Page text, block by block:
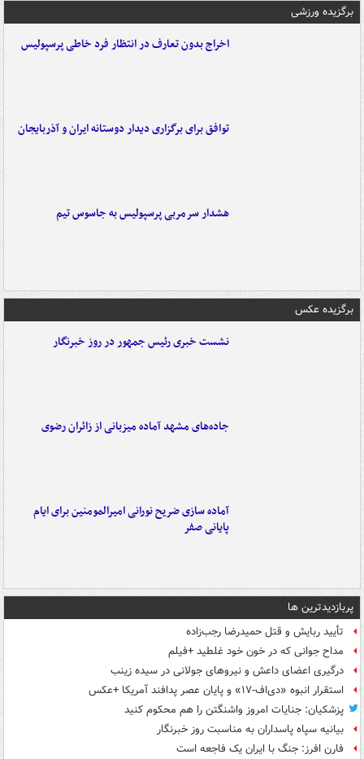
برگزیده ورزشی
اخراج بدون تعارف در انتظار فرد خاطی پرسپولیس
توافق برای برگزاری دیدار دوستانه ایران و آذربایجان
هشدار سرمربی پرسپولیس به جاسوس تیم
برگزیده عکس
نشست خبری رئیس جمهور در روز خبرنگار
جاده‌های مشهد آماده میزبانی از زائران رضوی
آماده سازی ضریح نورانی امیرالمومنین برای ایام
پایانی صفر
پربازدیدترین ها
تأیید ربایش و قتل حمیدرضا رجب‌زاده
مداح جوانی که در خون خود غلطید +فیلم
درگیری اعضای داعش و نیروهای جولانی در سیده زینب
استقرار انبوه «دی‌اف‑۱۷» و پایان عصر پدافند آمریکا +عکس
پزشکیان: جنایات امروز واشنگتن را هم محکوم کنید
بیانیه سپاه پاسداران به مناسبت روز خبرنگار
فارن افرز: جنگ با ایران یک فاجعه است